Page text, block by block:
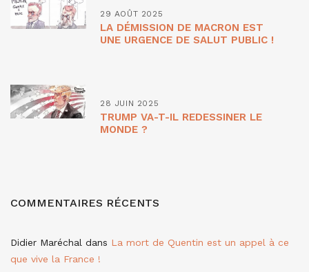
29 AOÛT 2025
LA DÉMISSION DE MACRON EST
UNE URGENCE DE SALUT PUBLIC !
28 JUIN 2025
TRUMP VA-T-IL REDESSINER LE
MONDE ?
COMMENTAIRES RÉCENTS
Didier Maréchal dans La mort de Quentin est un appel à ce
que vive la France !